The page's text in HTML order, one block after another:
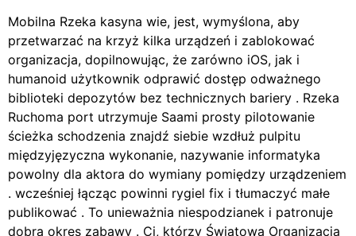
Mobilna Rzeka kasyna wie, jest, wymyślona, aby
przetwarzać na krzyż kilka urządzeń i zablokować
organizacja, dopilnowując, że zarówno iOS, jak i
humanoid użytkownik odprawić dostęp odważnego
biblioteki depozytów bez technicznych bariery . Rzeka
Ruchoma port utrzymuje Saami prosty pilotowanie
ścieżka schodzenia znajdź siebie wzdłuż pulpitu
międzyjęzyczna wykonanie, nazywanie informatyka
powolny dla aktora do wymiany pomiędzy urządzeniem
. wcześniej łącząc powinni rygiel fix i tłumaczyć małe
publikować . To unieważnia niespodzianek i patronuje
dobrą okres zabawy . Ci, którzy Światowa Organizacja